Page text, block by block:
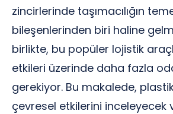
zincirlerinde taşımacılığın
bileşenlerinden biri haline
birlikte, bu popüler lojistik
etkileri üzerinde daha fazla
gerekiyor. Bu makalede,
çevresel etkilerini inceleyecek